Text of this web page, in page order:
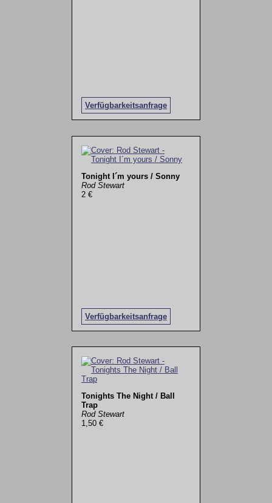
Verfügbarkeitsanfrage
Tonight I´m yours / Sonny
Rod Stewart
2 €
Verfügbarkeitsanfrage
Tonights The Night / Ball
Trap
Rod Stewart
1,50 €